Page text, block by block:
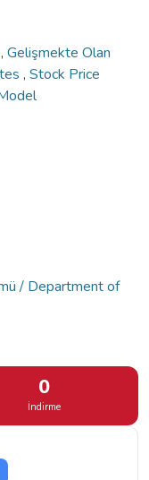
, Gelişmekte Olan
, Stock Price
/ Department of
0
İndirme